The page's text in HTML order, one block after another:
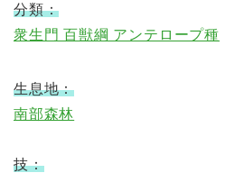
分類：
衆生門 百獣綱 アンテロープ種
生息地：
南部森林
技：